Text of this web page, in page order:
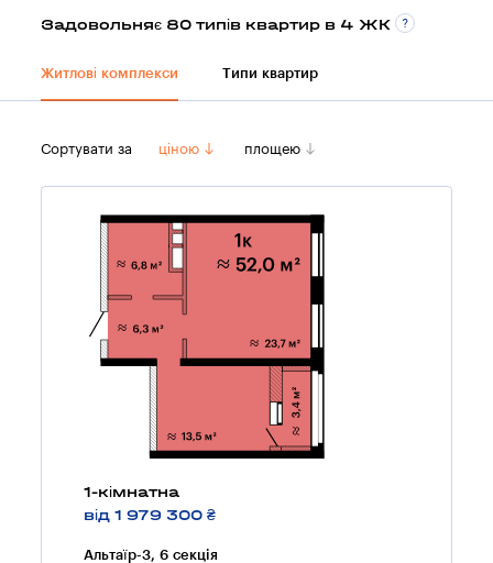
Задовольняє 80 типів квартир в 4 ЖК
Житлові комплекси Типи квартир
Сортувати за ціною площею
1-кімнатна
від 1 979 300 ₴
Альтаїр-3, 6 секцiя